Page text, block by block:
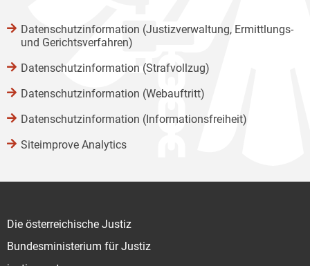
Datenschutzinformation (Justizverwaltung, Ermittlungs-
und Gerichtsverfahren)
Datenschutzinformation (Strafvollzug)
Datenschutzinformation (Webauftritt)
Datenschutzinformation (Informationsfreiheit)
Siteimprove Analytics
Die österreichische Justiz
Bundesministerium für Justiz